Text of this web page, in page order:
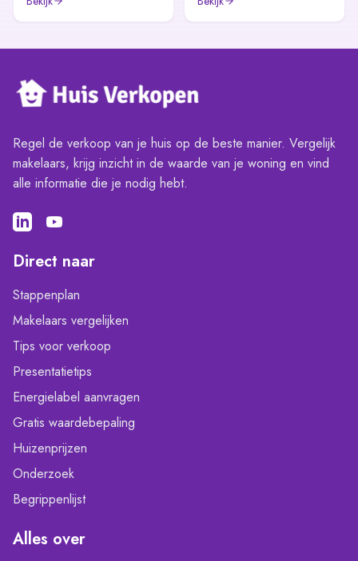
Regel de verkoop van je huis op de beste manier. Vergelijk
makelaars, krijg inzicht in de waarde van je woning en vind
alle informatie die je nodig hebt.
Direct naar
Stappenplan
Makelaars vergelijken
Tips voor verkoop
Presentatietips
Energielabel aanvragen
Gratis waardebepaling
Huizenprijzen
Onderzoek
Begrippenlijst
Alles over